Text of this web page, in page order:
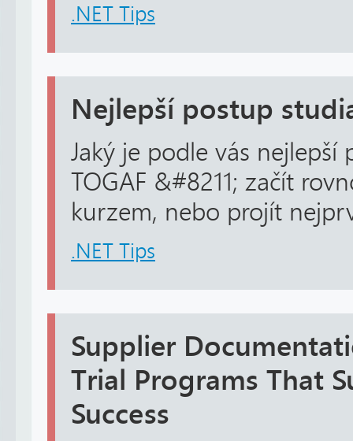
.NET Tips
Nejlepší postup
Jaký je podle vás
TOGAF &#8211; začít
kurzem, nebo projít
.NET Tips
Supplier
Trial Programs That
Success